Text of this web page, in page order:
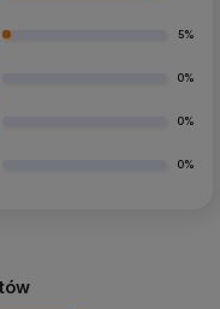
5%
0%
0%
0%